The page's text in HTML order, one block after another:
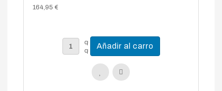
164,95 €